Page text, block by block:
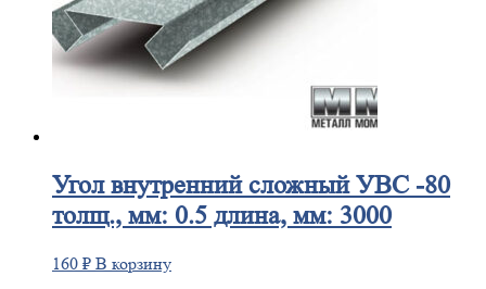
Уголвнутренний сложный УВС -80
толщ., мм: 0.5 длина, мм: 3000
160 ₽ В корзину